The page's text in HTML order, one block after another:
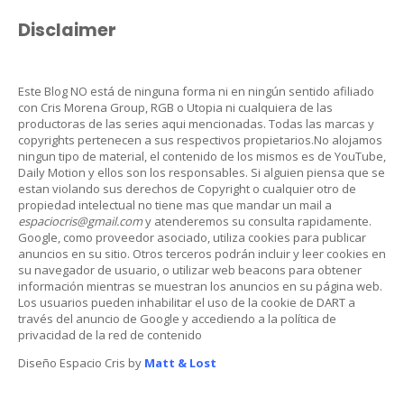
Disclaimer
Este Blog NO está de ninguna forma ni en ningún sentido afiliado
con Cris Morena Group, RGB o Utopia ni cualquiera de las
productoras de las series aqui mencionadas. Todas las marcas y
copyrights pertenecen a sus respectivos propietarios.No alojamos
ningun tipo de material, el contenido de los mismos es de YouTube,
Daily Motion y ellos son los responsables. Si alguien piensa que se
estan violando sus derechos de Copyright o cualquier otro de
propiedad intelectual no tiene mas que mandar un mail a
espaciocris@gmail.comy atenderemos su consulta rapidamente.
Google, como proveedor asociado, utiliza cookies para publicar
anuncios en su sitio. Otros terceros podrán incluir y leer cookies en
su navegador de usuario, o utilizar web beacons para obtener
información mientras se muestran los anuncios en su página web.
Los usuarios pueden inhabilitar el uso de la cookie de DART a
través del anuncio de Google y accediendo a la política de
privacidad de la red de contenido
Diseño Espacio Cris by Matt & Lost